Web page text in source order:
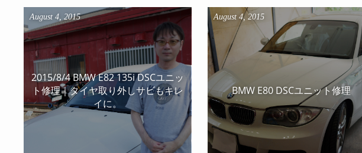
August 4,2015
2015/8/4 BMW E82 135i DSCユニッ
ト修理｜タイヤ取り外しサビもキレ
イに。
August 4, 2015
BMW E80 DSCユニット修理